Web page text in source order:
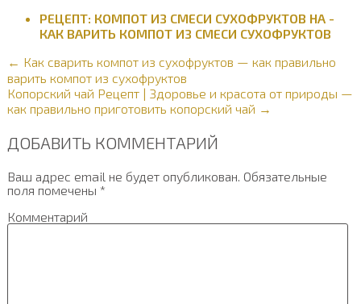
РЕЦЕПТ: КОМПОТ ИЗ СМЕСИ СУХОФРУКТОВ НА -
КАК ВАРИТЬ КОМПОТ ИЗ СМЕСИ СУХОФРУКТОВ
← Как сварить компот из сухофруктов — как правильно
варить компот из сухофруктов
Копорский чай Рецепт | Здоровье и красота от природы —
как правильно приготовить копорский чай →
ДОБАВИТЬ КОММЕНТАРИЙ
Ваш адрес email не будет опубликован. Обязательные
поля помечены *
Комментарий